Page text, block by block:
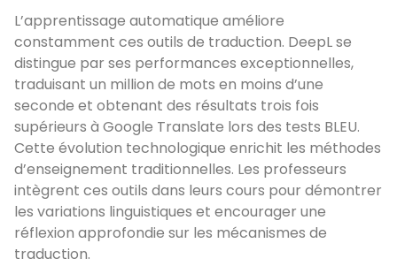
L’apprentissage automatique améliore
constamment ces outils de traduction. DeepL se
distingue par ses performances exceptionnelles,
traduisant un million de mots en moins d’une
seconde et obtenant des résultats trois fois
supérieurs à Google Translate lors des tests BLEU.
Cette évolution technologique enrichit les méthodes
d’enseignement traditionnelles. Les professeurs
intègrent ces outils dans leurs cours pour démontrer
les variations linguistiques et encourager une
réflexion approfondie sur les mécanismes de
traduction.